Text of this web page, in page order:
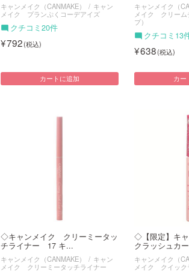
キャンメイク（CANMAKE）
キャン
メイク プランぷくコーデアイズ
クチコミ20件
792
カートに追加
キャンメイク（
メイク クリーム
プ）
クチコミ13
638
カー
◇キャンメイク クリーミータッ
チライナー 17 キ...
キャンメイク（CANMAKE）
キャン
メイク クリーミータッチライナー
◇【限定】キ
クラッシュカ
キャンメイク（
メイク クイック